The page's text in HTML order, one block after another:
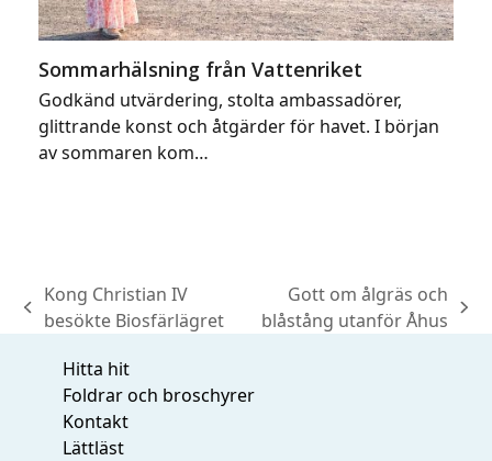
Sommarhälsning från Vattenriket
Godkänd utvärdering, stolta ambassadörer,
glittrande konst och åtgärder för havet. I början
av sommaren kom…
previous
Kong Christian IV
besökte Biosfärlägret
next
Gott om ålgräs och
blåstång utanför Åhus
Hitta hit
Foldrar och broschyrer
Kontakt
Lättläst